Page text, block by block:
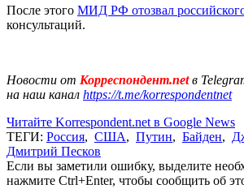
После этого МИД РФ отозвал
консультаций.
Новости от Корреспондент.netв
на наш канал https://t.me/korrespondentnet
Читайте Korrespondent.net в Google News
ТЕГИ: Россия, США, Путин, Байден,
Дмитрий Песков
Если вы заметили ошибку, выделите
нажмите Ctrl+Enter, чтобы сообщить об